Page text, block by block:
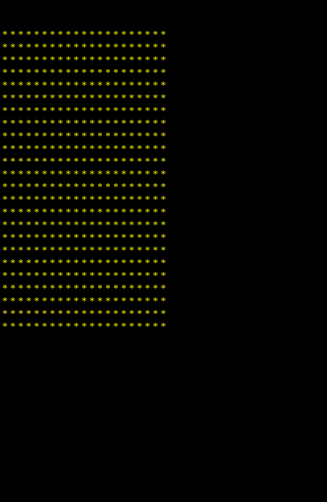
* * * * * * * * * * * * * * * * * * * * *
* * * * * * * * * * * * * * * * * * * * *
* * * * * * * * * * * * * * * * * * * * *
* * * * * * * * * * * * * * * * * * * * *
* * * * * * * * * * * * * * * * * * * * *
* * * * * * * * * * * * * * * * * * * * *
* * * * * * * * * * * * * * * * * * * * *
* * * * * * * * * * * * * * * * * * * * *
* * * * * * * * * * * * * * * * * * * * *
* * * * * * * * * * * * * * * * * * * * *
* * * * * * * * * * * * * * * * * * * * *
* * * * * * * * * * * * * * * * * * * * *
* * * * * * * * * * * * * * * * * * * * *
* * * * * * * * * * * * * * * * * * * * *
* * * * * * * * * * * * * * * * * * * * *
* * * * * * * * * * * * * * * * * * * * *
* * * * * * * * * * * * * * * * * * * * *
* * * * * * * * * * * * * * * * * * * * *
* * * * * * * * * * * * * * * * * * * * *
* * * * * * * * * * * * * * * * * * * * *
* * * * * * * * * * * * * * * * * * * * *
* * * * * * * * * * * * * * * * * * * * *
* * * * * * * * * * * * * * * * * * * * *
* * * * * * * * * * * * * * * * * * * * *